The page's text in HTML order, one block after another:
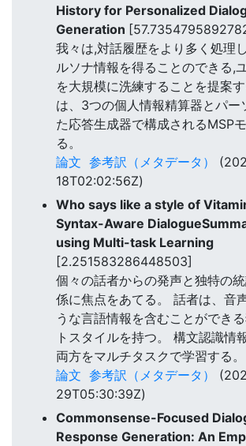
History for Personalized
Generation
我々は,対話履歴をより多く処理
ルソナ情報を得ることのできる,
を大規模に洗練することを提案
は、3つの個人情報精算器とパー
た応答生成器で構成されるMSP
る。
論文 参考訳（メタデータ）
18T02:02:56Z)
Who says like a style of
Syntax-Aware
using Multi-task Learning
[2.251583286448503]
個々の話者からの発声と独特の
係に焦点をあてる。 話者は、音
うな言語情報を含むことができ
トスタイルを持つ。 構文認識情
両方をマルチタスクで学習する。
論文 参考訳（メタデータ）
29T05:30:39Z)
Commonsense-Focused
Response Generation: An